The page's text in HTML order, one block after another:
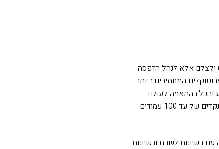
ולצלם אלא לנהל הדפסה
המחמירים ביותר
והכל בהתאמה לעולם
החדש תוך שמירה על קיימות ועולם נקי יותר בטכנולוגיית הדפסת דיו עסקית ללא חום ומהירות חסרת תקדים של עד 100 עמודים
רשיונות לשרת ורשיונות